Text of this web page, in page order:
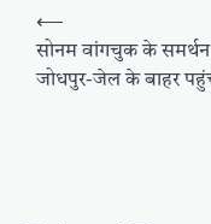
Post
navigation
⟵
सोनम वांगचुक के
जोधपुर-जेल के बाहर